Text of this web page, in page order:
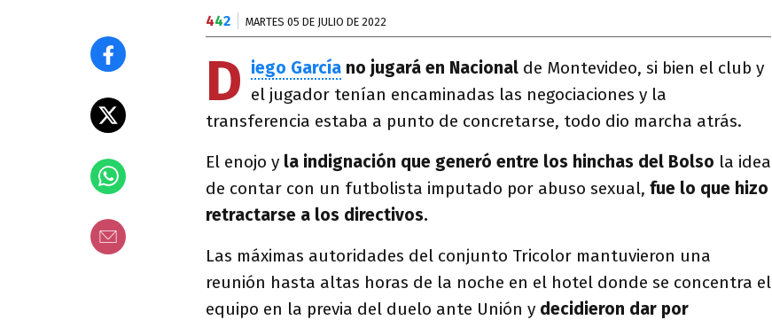
442 MARTES 05 DE JULIO DE 2022
D iego García no jugará en Nacional de Montevideo, si bien el club y
el jugador tenían encaminadas las negociaciones y la
transferencia estaba a punto de concretarse, todo dio marcha atrás.
El enojo y la indignación que generó entre los hinchas del Bolso la idea
de contar con un futbolista imputado por abuso sexual, fue lo que hizo
retractarse a los directivos.
Las máximas autoridades del conjunto Tricolor mantuvieron una
reunión hasta altas horas de la noche en el hotel donde se concentra el
equipo en la previa del duelo ante Unión y decidieron dar por